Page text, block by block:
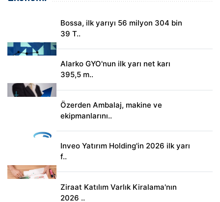
Bossa, ilk yarıyı 56 milyon 304 bin
39 T..
Alarko GYO'nun ilk yarı net karı
395,5 m..
Özerden Ambalaj, makine ve
ekipmanlarını..
Inveo Yatırım Holding'in 2026 ilk yarı
f..
Ziraat Katılım Varlık Kiralama'nın
2026 ..